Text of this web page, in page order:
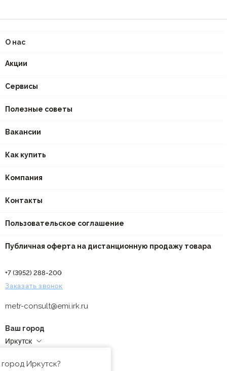
О нас
Акции
Сервисы
Полезные советы
Вакансии
Как купить
Компания
Контакты
Пользовательское соглашение
Публичная оферта на дистанционную продажу товара
+7 (3952) 288-200
Заказать звонок
metr-consult@emi.irk.ru
Ваш город
Иркутск
Иркутск?